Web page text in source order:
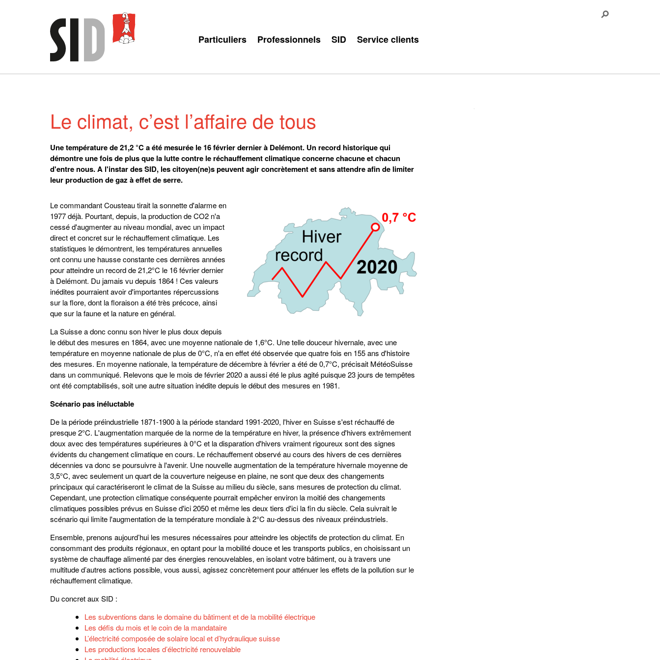
Particuliers Professionnels SID Service clients
Le climat, c’est l’affaire de tous
Une température de 21,2 °C a été mesurée le 16 février dernier à Delémont. Un record historique qui
démontre une fois de plus que la lutte contre le réchauffement climatique concerne chacune et chacun
d'entre nous. A l'instar des SID, les citoyen(ne)s peuvent agir concrètement et sans attendre afin de limiter
leur production de gaz à effet de serre.
Le commandant Cousteau tirait la sonnette d'alarme en
1977 déjà. Pourtant, depuis, la production de CO2 n'a
cessé d'augmenter au niveau mondial, avec un impact
direct et concret sur le réchauffement climatique. Les
statistiques le démontrent, les températures annuelles
ont connu une hausse constante ces dernières années
pour atteindre un record de 21,2°C le 16 février dernier
à Delémont. Du jamais vu depuis 1864 ! Ces valeurs
inédites pourraient avoir d'importantes répercussions
sur la flore, dont la floraison a été très précoce, ainsi
que sur la faune et la nature en général.
La Suisse a donc connu son hiver le plus doux depuis
le début des mesures en 1864, avec une moyenne nationale de 1,6°C. Une telle douceur hivernale, avec une
température en moyenne nationale de plus de 0°C, n'a en effet été observée que quatre fois en 155 ans d'histoire
des mesures. En moyenne nationale, la température de décembre à février a été de 0,7°C, précisait MétéoSuisse
dans un communiqué. Relevons que le mois de février 2020 a aussi été le plus agité puisque 23 jours de tempêtes
ont été comptabilisés, soit une autre situation inédite depuis le début des mesures en 1981.
Scénario pas inéluctable
De la période préindustrielle 1871-1900 à la période standard 1991-2020, l'hiver en Suisse s'est réchauffé de
presque 2°C. L'augmentation marquée de la norme de la température en hiver, la présence d'hivers extrêmement
doux avec des températures supérieures à 0°C et la disparation d'hivers vraiment rigoureux sont des signes
évidents du changement climatique en cours. Le réchauffement observé au cours des hivers de ces dernières
décennies va donc se poursuivre à l'avenir. Une nouvelle augmentation de la température hivernale moyenne de
3,5°C, avec seulement un quart de la couverture neigeuse en plaine, ne sont que deux des changements
principaux qui caractériseront le climat de la Suisse au milieu du siècle, sans mesures de protection du climat.
Cependant, une protection climatique conséquente pourrait empêcher environ la moitié des changements
climatiques possibles prévus en Suisse d'ici 2050 et même les deux tiers d'ici la fin du siècle. Cela suivrait le
scénario qui limite l'augmentation de la température mondiale à 2°C au-dessus des niveaux préindustriels.
Ensemble, prenons aujourd’hui les mesures nécessaires pour atteindre les objectifs de protection du climat. En
consommant des produits régionaux, en optant pour la mobilité douce et les transports publics, en choisissant un
système de chauffage alimenté par des énergies renouvelables, en isolant votre bâtiment, ou à travers une
multitude d’autres actions possible, vous aussi, agissez concrètement pour atténuer les effets de la pollution sur le
réchauffement climatique.
Du concret aux SID :
Les subventions dans le domaine du bâtiment et de la mobilité électrique
Les défis du mois et le coin de la mandataire
L’électricité composée de solaire local et d’hydraulique suisse
Les productions locales d’électricité renouvelable